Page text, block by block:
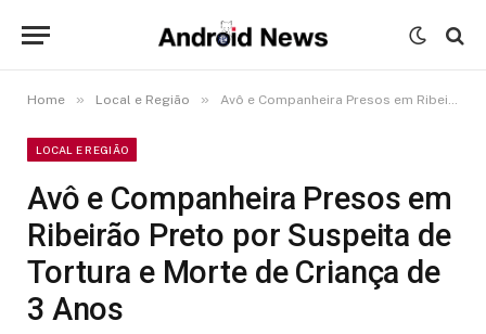
Home » Local e Região » Avô e Companheira Presos em Ribeirão Preto por Suspeita de Tortura e Morte de Criança de 3 Anos
LOCAL E REGIÃO
Avô e Companheira Presos em
Ribeirão Preto por Suspeita de
Tortura e Morte de Criança de
3 Anos